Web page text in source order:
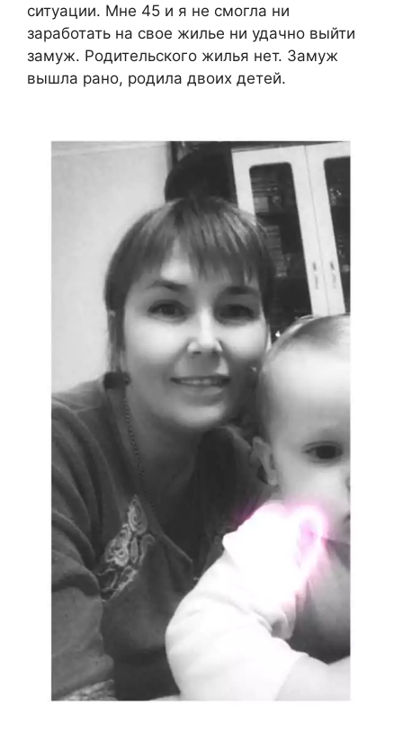
ситуации. Мне 45 и я не смогла ни
заработать на свое жилье ни удачно выйти
замуж. Родительского жилья нет. Замуж
вышла рано, родила двоих детей.